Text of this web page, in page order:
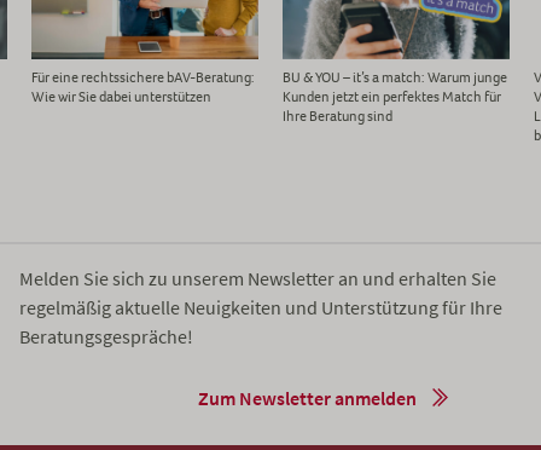
Für eine rechtssichere bAV-Beratung:
Wie wir Sie dabei unterstützen
BU & YOU – it’s a match: Warum junge
Kunden jetzt ein perfektes Match für
Ihre Beratung sind
Melden Sie sich zu unserem Newsletter an und erhalten Sie
regelmäßig aktuelle Neuigkeiten und Unterstützung für Ihre
Beratungsgespräche!
Zum Newsletter anmelden